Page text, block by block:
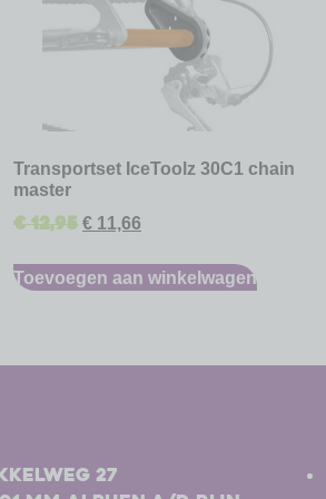
Transportset IceToolz 30C1 chain
master
€12,95 € 11,66
Toevoegen aan winkelwagen
27